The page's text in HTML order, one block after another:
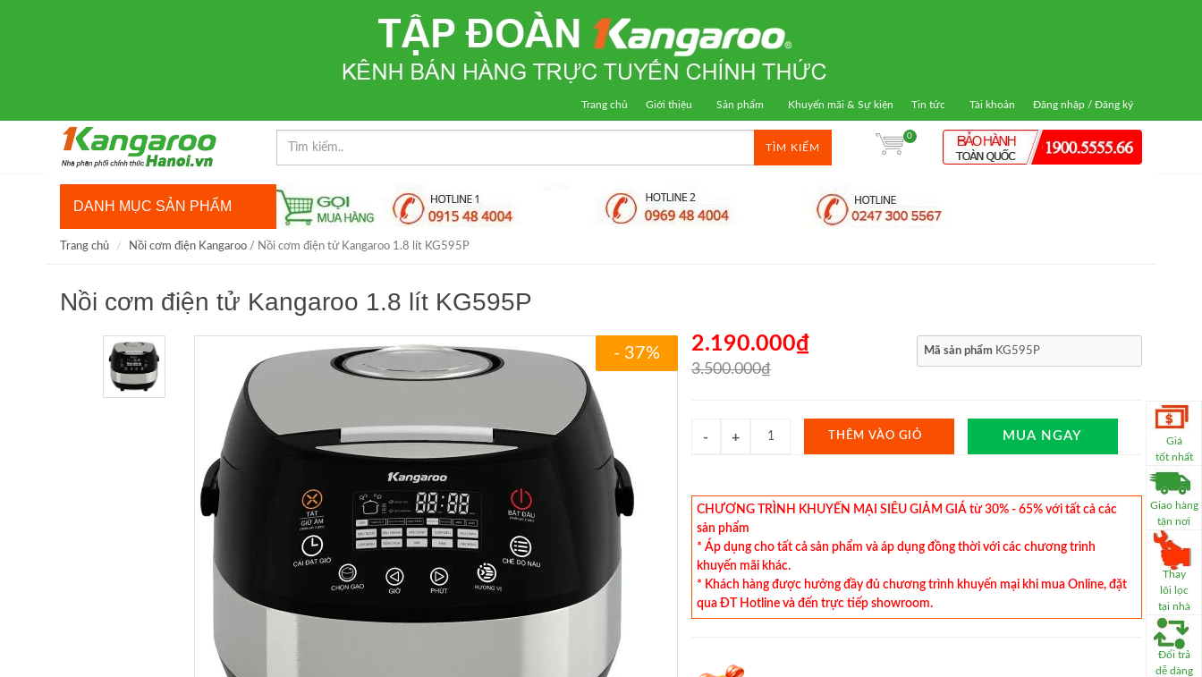
Giá
tốt nhất
Giao hàng
tận nơi
Thay
lõi lọc
tại nhà
Đổi trả
dễ dàng
Trang chủ Giới thiệu Sản phẩm Khuyến mãi & Sự kiện Tin tức Tài khoản Đăng nhập / Đăng ký
TÌM KIẾM
0
DANH MỤC SẢN PHẨM
Trang chủ Nồi cơm điện Kangaroo / Nồi cơm điện tử Kangaroo 1.8 lít KG595P
Nồi cơm điện tử Kangaroo 1.8 lít KG595P
- 37% 2.190.000₫
3.500.000₫
Mã sản phẩm KG595P
THÊM VÀO GIỎ MUA NGAY
CHƯƠNG TRÌNH KHUYẾN MẠI SIÊU GIẢM GIÁ từ 30% - 65% với tất cả các
sản phẩm
* Áp dụng cho tất cả sản phẩm và áp dụng đồng thời với các chương trình
khuyến mãi khác.
* Khách hàng được hưởng đầy đủ chương trình khuyến mại khi mua Online, đặt
qua ĐT Hotline và đến trực tiếp showroom.